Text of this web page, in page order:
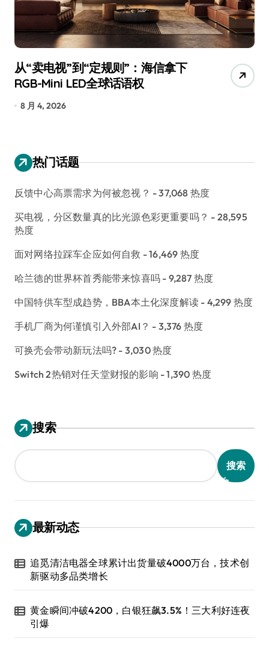
从“卖电视”到“定规则”：海信拿下
RGB-Mini LED全球话语权
8 月 4, 2026
热门话题
反馈中心高票需求为何被忽视？ - 37,068 热度
买电视，分区数量真的比光源色彩更重要吗？ - 28,595
热度
面对网络拉踩车企应如何自救 - 16,469 热度
哈兰德的世界杯首秀能带来惊喜吗 - 9,287 热度
中国特供车型成趋势，BBA本土化深度解读 - 4,299 热度
手机厂商为何谨慎引入外部AI？ - 3,376 热度
可换壳会带动新玩法吗? - 3,030 热度
Switch 2热销对任天堂财报的影响 - 1,390 热度
搜索
搜索
最新动态
追觅清洁电器全球累计出货量破4000万台，技术创
新驱动多品类增长
黄金瞬间冲破4200，白银狂飙3.5%！三大利好连夜
引爆